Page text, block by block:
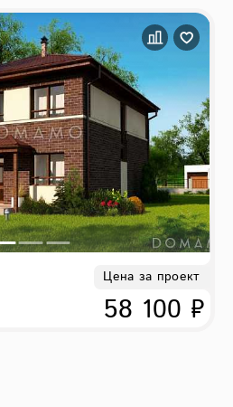
Цена за проект
58 100 ₽